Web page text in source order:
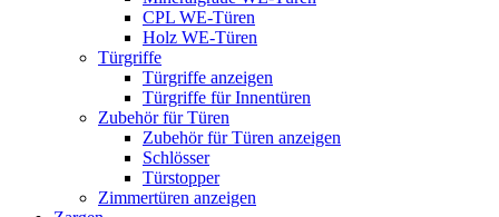
CPL WE-Türen
Holz WE-Türen
Türgriffe
Türgriffe anzeigen
Türgriffe für Innentüren
Zubehör für Türen
Zubehör für Türen anzeigen
Schlösser
Türstopper
Zimmertüren anzeigen